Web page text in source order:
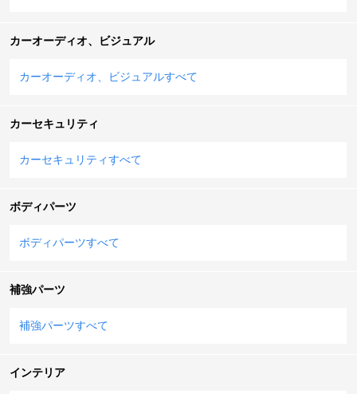
カーオーディオ、ビジュアル
カーオーディオ、ビジュアルすべて
カーセキュリティ
カーセキュリティすべて
ボディパーツ
ボディパーツすべて
補強パーツ
補強パーツすべて
インテリア